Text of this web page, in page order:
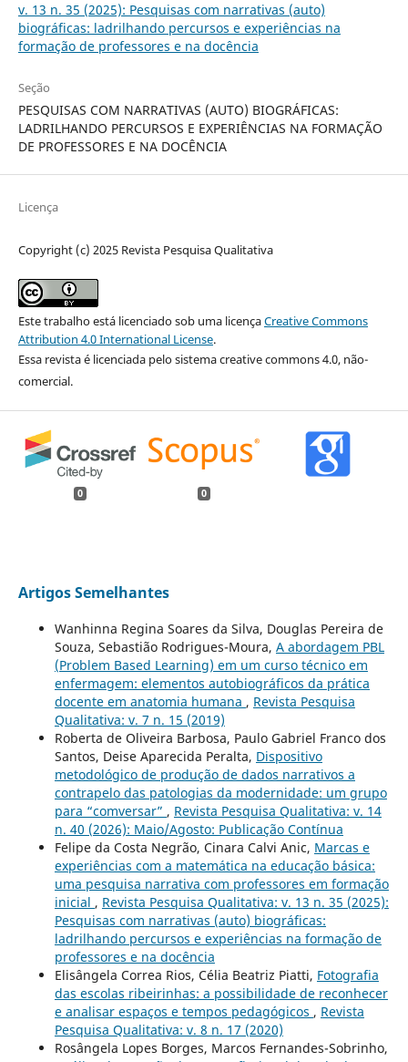
v. 13 n. 35 (2025): Pesquisas com narrativas (auto)
biográficas: ladrilhando percursos e experiências na
formação de professores e na docência
Seção
PESQUISAS COM NARRATIVAS (AUTO) BIOGRÁFICAS:
LADRILHANDO PERCURSOS E EXPERIÊNCIAS NA FORMAÇÃO
DE PROFESSORES E NA DOCÊNCIA
Licença
Copyright (c) 2025 Revista Pesquisa Qualitativa
Este trabalho está licenciado sob uma licençaCreative Commons
Attribution 4.0 International License.
Essa revista é licenciada pelo sistema creative commons 4.0, não-
comercial.
0 0
Artigos Semelhantes
Wanhinna Regina Soares da Silva, Douglas Pereira de
Souza, Sebastião Rodrigues-Moura, A abordagem PBL
(Problem Based Learning) em um curso técnico em
enfermagem: elementos autobiográficos da prática
docente em anatomia humana , Revista Pesquisa
Qualitativa: v. 7 n. 15 (2019)
Roberta de Oliveira Barbosa, Paulo Gabriel Franco dos
Santos, Deise Aparecida Peralta, Dispositivo
metodológico de produção de dados narrativos a
contrapelo das patologias da modernidade: um grupo
para “comversar” , Revista Pesquisa Qualitativa: v. 14
n. 40 (2026): Maio/Agosto: Publicação Contínua
Felipe da Costa Negrão, Cinara Calvi Anic, Marcas e
experiências com a matemática na educação básica:
uma pesquisa narrativa com professores em formação
inicial , Revista Pesquisa Qualitativa: v. 13 n. 35 (2025):
Pesquisas com narrativas (auto) biográficas:
ladrilhando percursos e experiências na formação de
professores e na docência
Elisângela Correa Rios, Célia Beatriz Piatti, Fotografia
das escolas ribeirinhas: a possibilidade de reconhecer
e analisar espaços e tempos pedagógicos , Revista
Pesquisa Qualitativa: v. 8 n. 17 (2020)
Rosângela Lopes Borges, Marcos Fernandes-Sobrinho,